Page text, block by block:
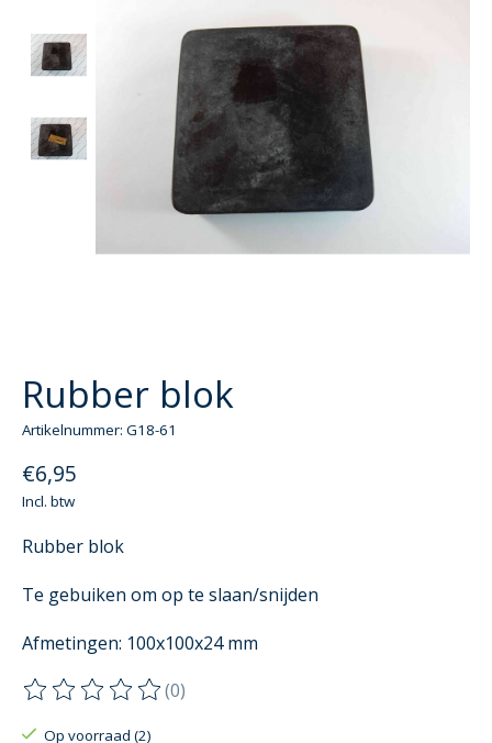
Rubber blok
Artikelnummer: G18-61
€6,95
Incl. btw
Rubber blok
Te gebuiken om op te slaan/snijden
Afmetingen: 100x100x24 mm
De beoordeling van dit product is
(0)
Op voorraad (2)